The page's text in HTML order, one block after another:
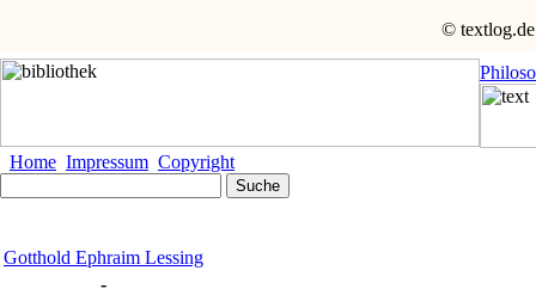
© textlog.de
Home Impressum Copyright
Gotthold Ephraim Lessing
-